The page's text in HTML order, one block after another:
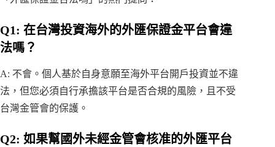
Q1: 在台灣投資海外的外匯保證金平台會違
法嗎？
A: 不會。個人基於自身意願至海外平台開戶投資並不違
法，但您必須自行承擔該平台是否合規的風險，且不受
台灣金管會的保護。
Q2: 如果幫國外未經金管會核准的外匯平台